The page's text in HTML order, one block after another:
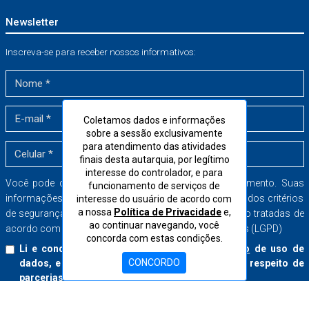
Newsletter
Inscreva-se para receber nossos informativos:
Você pode cancelar a sua inscrição a qualquer momento. Suas
informações serão armazenadas dentro dos mais rígidos critérios
de segurança no banco de dados do CORE-SP e serão tratadas de
acordo com a Lei Geral de Proteção de Dados Pessoais (LGPD)
Li e concordo com o
Termo de Consentimento de uso de
dados, e aceito receber boletins informativos a respeito de
parcerias e serviços do CORE-SP.
Coletamos dados e informações
sobre a sessão exclusivamente
para atendimento das atividades
finais desta autarquia, por legítimo
interesse do controlador, e para
funcionamento de serviços de
interesse do usuário de acordo com
a nossa Política de Privacidadee,
ao continuar navegando, você
concorda com estas condições.
CONCORDO